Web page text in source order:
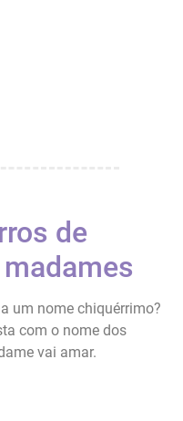
de
um nome chiquérrimo?
com o nome dos
vai amar.